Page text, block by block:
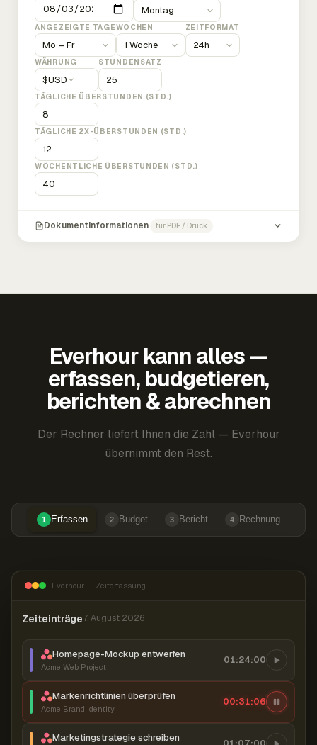
ANGEZEIGTE TAGEWOCHEN ZEITFORMAT
WÄHRUNG
$USD
STUNDENSATZ
TÄGLICHE ÜBERSTUNDEN (STD.)
TÄGLICHE 2X-ÜBERSTUNDEN (STD.)
WÖCHENTLICHE ÜBERSTUNDEN (STD.)
Dokumentinformationen für PDF / Druck
Everhour kann alles —
erfassen, budgetieren,
berichten & abrechnen
Der Rechner liefert Ihnen die Zahl — Everhour
übernimmt den Rest.
1 Erfassen 2 Budget 3 Bericht 4 Rechnung
Everhour — Zeiterfassung
Zeiteinträge7. August 2026
Homepage-Mockup entwerfen
Acme Web Project
01:24:00
Markenrichtlinien überprüfen
Acme Brand Identity
00:31:07
Marketingstrategie schreiben